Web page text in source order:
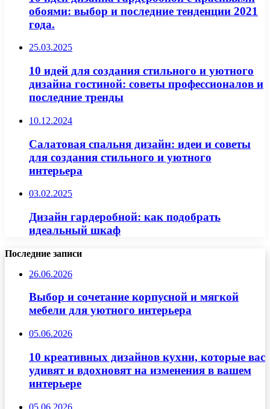
обоями: выбор и последние тенденции 2021
года.
25.03.2025
10 идей для создания стильного и уютного
дизайна гостиной: советы профессионалов и
последние тренды
10.12.2024
Салатовая спальня дизайн: идеи и советы
для создания стильного и уютного
интерьера
03.02.2025
Дизайн гардеробной: как подобрать
идеальный шкаф
Последние записи
26.06.2026
Выбор и сочетание корпусной и мягкой
мебели для уютного интерьера
05.06.2026
10 креативных дизайнов кухни, которые вас
удивят и вдохновят на изменения в вашем
интерьере
05.06.2026